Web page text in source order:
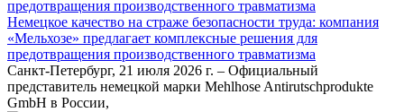
Немецкое качество на страже безопасности труда: компания
«Мельхозе» предлагает комплексные решения для
предотвращения производственного травматизма
Санкт-Петербург, 21 июля 2026 г. – Официальный
представитель немецкой марки Mehlhose Antirutschprodukte
GmbH в России,